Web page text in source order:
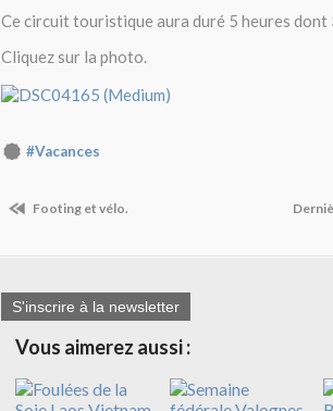
Ce circuit touristique aura duré 5 heures dont
Cliquez sur la photo.
#Vacances
Footing et vélo.
S'inscrire à la newsletter
Vous aimerez aussi :